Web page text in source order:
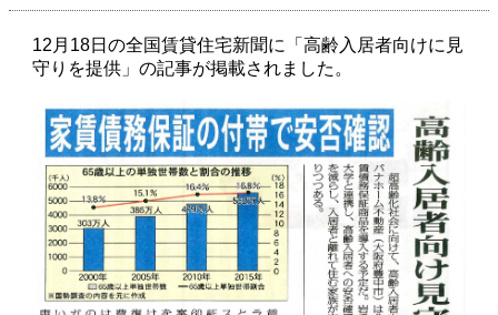
12月18日の全国賃貸住宅新聞に「高齢入居者向けに見
守りを提供」の記事が掲載されました。